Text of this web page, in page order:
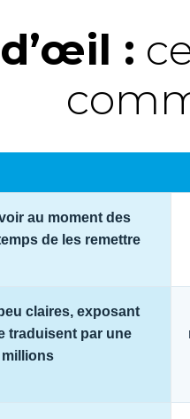
:
au moment des
de les remettre
claires, exposant
traduisent par une